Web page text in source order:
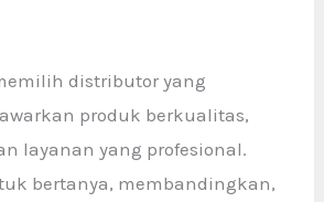
distributor yang
produk berkualitas,
layanan yang profesional.
bertanya, membandingkan,